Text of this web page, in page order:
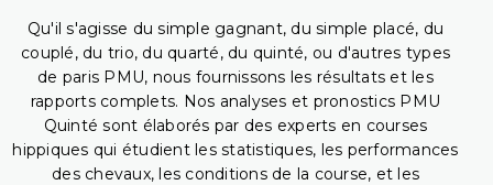
Qu'il s'agisse du simple gagnant, du simple placé, du
couplé, du trio, du quarté, du quinté, ou d'autres types
de paris PMU, nous fournissons les résultats et les
rapports complets. Nos analyses et pronostics PMU
Quinté sont élaborés par des experts en courses
hippiques qui étudient les statistiques, les performances
des chevaux, les conditions de la course, et les